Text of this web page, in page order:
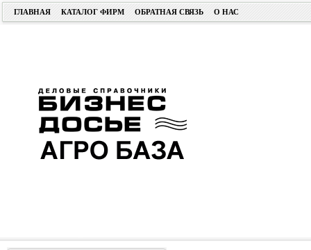
ГЛАВНАЯ КАТАЛОГ ФИРМ ОБРАТНАЯ СВЯЗЬ О НАС